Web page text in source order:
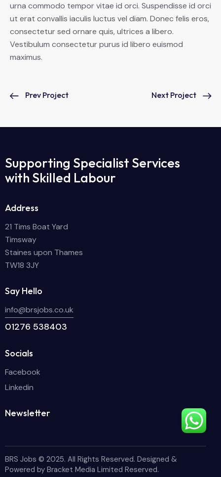
urna commodo tempor vitae id orci. Suspendisse id orci
ut erat convallis iaculis luctus vel diam. Donec felis eros,
consectetur sed ornare quis, ultrices a libero.
Vestibulum consectetur purus id libero euismod
maximus.
Prev Project Next Project
Supporting Specialist Services
with Skilled Labour
Address
21 Tims Boat Yard
Timsway
Staines upon Thames
TW18 3JY
Say Hello
info@brsjobs.co.uk
01276 538403
Socials
Facebook
Linkedin
Newsletter
BRS Jobs © 2025. All Rights Reserved. Designed &
Powered by Bracket Media Limited Reserved.